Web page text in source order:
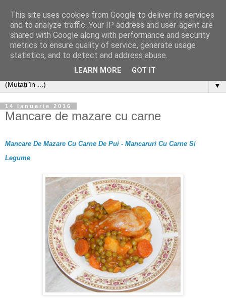
▼
14 ianuarie 2016
Mancare de mazare cu carne
Mancare De Mazare Cu Carne De Pui - Mancaruri Cu Carne Si
Legume
This site uses cookies from Google to deliver its services
and to analyze traffic. Your IP address and user-agent are
shared with Google along with performance and security
metrics to ensure quality of service, generate usage
statistics, and to detect and address abuse.
LEARN MORE GOT IT